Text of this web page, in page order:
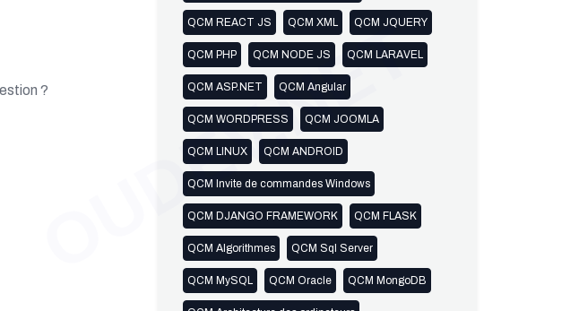
?
OUDEV.NET
QCM REACT JS QCM XML QCM JQUERY
QCM PHP QCM NODE JS QCM LARAVEL
QCM ASP.NET QCM Angular
QCM WORDPRESS QCM JOOMLA
QCM LINUX QCM ANDROID
QCM Invite de commandes Windows
QCM DJANGO FRAMEWORK QCM FLASK
QCM Algorithmes QCM Sql Server
QCM MySQL QCM Oracle QCM MongoDB